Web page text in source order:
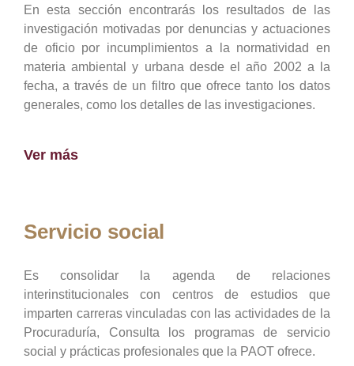
En esta sección encontrarás los resultados de las
investigación motivadas por denuncias y actuaciones
de oficio por incumplimientos a la normatividad en
materia ambiental y urbana desde el año 2002 a la
fecha, a través de un filtro que ofrece tanto los datos
generales, como los detalles de las investigaciones.
Ver más
Servicio social
Es consolidar la agenda de relaciones
interinstitucionales con centros de estudios que
imparten carreras vinculadas con las actividades de la
Procuraduría, Consulta los programas de servicio
social y prácticas profesionales que la PAOT ofrece.